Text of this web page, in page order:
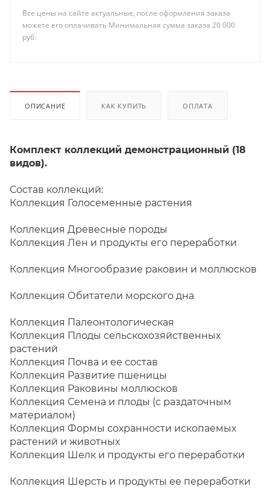
Все цены на сайте актуальные, после оформления заказа
можете его оплачивать Минимальная сумма заказа 20 000
руб.
ОПИСАНИЕ КАК КУПИТЬ ОПЛАТА
Комплект коллекций демонстрационный (18
видов).
Состав коллекций:
Коллекция Голосеменные растения
Коллекция Древесные породы
Коллекция Лен и продукты его переработки
Коллекция Многообразие раковин и моллюсков
Коллекция Обитатели морского дна
Коллекция Палеонтологическая
Коллекция Плоды сельскохозяйственных
растений
Коллекция Почва и ее состав
Коллекция Развитие пшеницы
Коллекция Раковины моллюсков
Коллекция Семена и плоды (с раздаточным
материалом)
Коллекция Формы сохранности ископаемых
растений и животных
Коллекция Шелк и продукты его переработки
Коллекция Шерсть и продукты ее переработки